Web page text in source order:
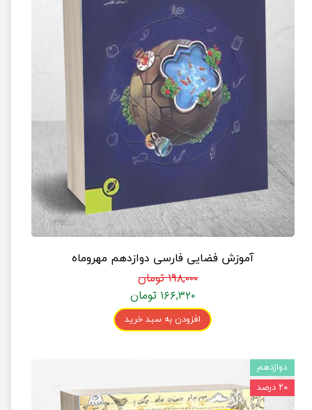
آموزش فضایی فارسی دوازدهم مهروماه
۱۹۸,۰۰۰ تومان
۱۶۶,۳۲۰ تومان
افزودن به سبد خرید
دوازدهم
۲۰ درصد